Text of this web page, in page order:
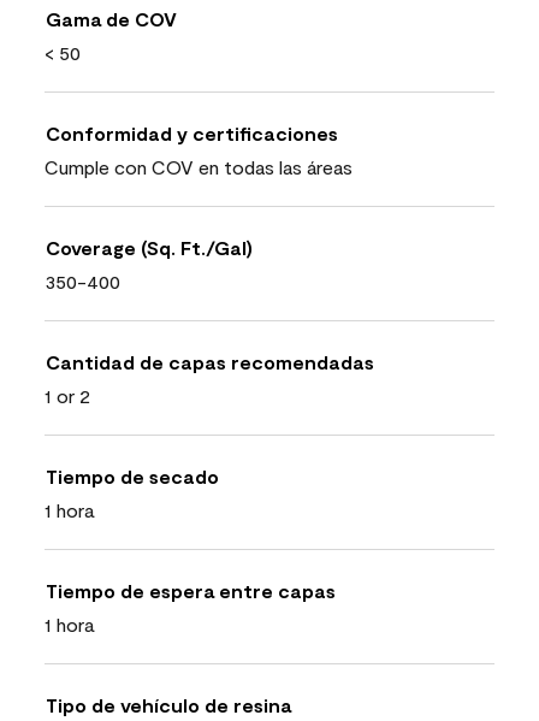
Gama de COV
< 50
Conformidad y certificaciones
Cumple con COV en todas las áreas
Coverage (Sq. Ft./Gal)
350-400
Cantidad de capas recomendadas
1 or 2
Tiempo de secado
1 hora
Tiempo de espera entre capas
1 hora
Tipo de vehículo de resina